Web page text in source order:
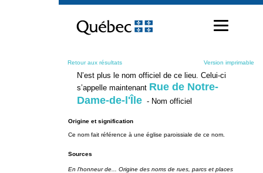
contenu
Retour aux résultats Version imprimable
N’est plus le nom officiel de ce lieu. Celui-ci
s’appelle maintenant Rue de Notre-
Dame-de-l'Île - Nom officiel
Origine et signification
Ce nom fait référence à une église paroissiale de ce nom.
Sources
En l'honneur de... Origine des noms de rues, parcs et places